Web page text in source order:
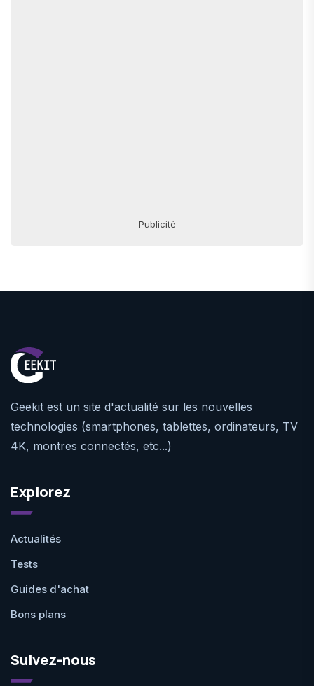
Publicité
Geekit est un site d'actualité sur les nouvelles
technologies (smartphones, tablettes, ordinateurs, TV
4K, montres connectés, etc...)
Explorez
Actualités
Tests
Guides d'achat
Bons plans
Suivez-nous